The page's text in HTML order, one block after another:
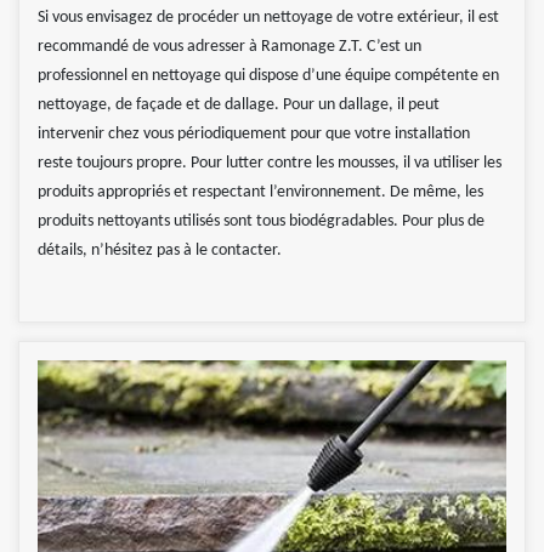
Si vous envisagez de procéder un nettoyage de votre extérieur, il est
recommandé de vous adresser à Ramonage Z.T. C’est un
professionnel en nettoyage qui dispose d’une équipe compétente en
nettoyage, de façade et de dallage. Pour un dallage, il peut
intervenir chez vous périodiquement pour que votre installation
reste toujours propre. Pour lutter contre les mousses, il va utiliser les
produits appropriés et respectant l’environnement. De même, les
produits nettoyants utilisés sont tous biodégradables. Pour plus de
détails, n’hésitez pas à le contacter.